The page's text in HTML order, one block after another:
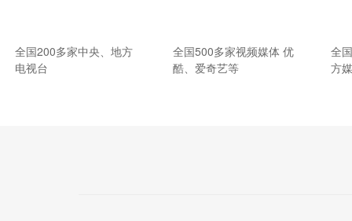
全国200多家中央、地方
电视台
全国500多家视频媒体 优
酷、爱奇艺等
全
方